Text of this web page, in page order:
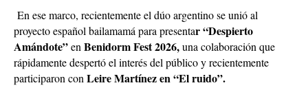
En ese marco, recientemente el dúo argentino se unió al
proyecto español bailamamá para presentar “Despierto
Amándote”en Benidorm Fest 2026,una colaboración que
rápidamente despertó el interés del público y recientemente
participaron con Leire Martínez en “El ruido”.